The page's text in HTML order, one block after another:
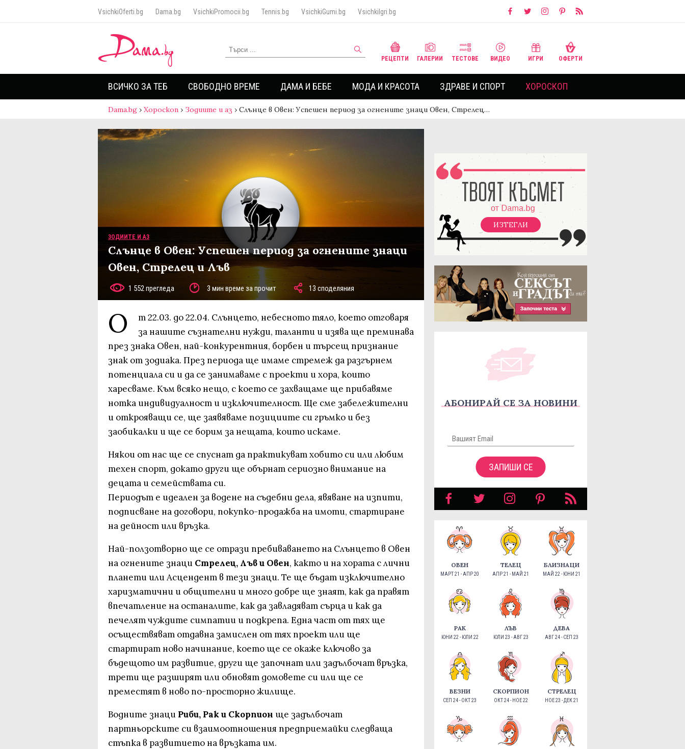
VsichkiOferti.bg Dama.bg VsichkiPromocii.bg Tennis.bg VsichkiGumi.bg VsichkiIgri.bg
РЕЦЕПТИ ГАЛЕРИИ ТЕСТОВЕ ВИДЕО ИГРИ ОФЕРТИ
ВСИЧКО ЗА ТЕБ СВОБОДНО ВРЕМЕ ДАМА И БЕБЕ МОДА И КРАСОТА ЗДРАВЕ И СПОРТ ХОРОСКОП
Dama.bg › Хороскоп › Зодиите и аз › Слънце в Овен: Успешен период за огнените знаци Овен, Стрелец…
ЗОДИИТЕ И АЗ
Слънце в Овен: Успешен период за огнените знаци
Овен, Стрелец и Лъв
1 552 прегледа 3 мин време за прочит 13 споделяния
О
т 22.03. до 22.04. Слънцето, небесното тяло, което отговаря
за нашите съзнателни нужди, таланти и изява ще преминава
през знака Овен, най-конкурентния, борбен и търсещ признание
знак от зодиака. През периода ще имаме стремеж да разгърнем
потенциала си и да се занимаваме с проекти и хора, които
харесваме. Към всяко нещо, с което се захващаме ще прибавяме
нотка индивидуалност и изключителност. Ще сме забележителни
и открояващи се, ще заявяваме позициите си гръмко и без
заобикалки и ще се борим за нещата, които искаме.
Някои от нас ще се спуснат да практикуват хобито си или любим
техен спорт, докато други ще обърнат сериозно внимание на
децата и семействата си.
Периодът е идеален за водене на съдебни дела, явяване на изпити,
подписване на договори, покупко-продажба на имоти, стартиране
на дейност или връзка.
Най-ползотворно ще се отрази пребиваването на Слънцето в Овен
на огнените знаци Стрелец, Лъв и Овен, както и на хората с лични
планети или Асцендент в тези знаци. Те ще бъдат изключително
харизматични и общителни и много добре ще знаят, как да правят
впечатление на останалите, как да завладяват сърца и как да
печелят чуждите симпатии и подкрепа. Една част от тях ще
осъществяват отдавна замислен от тях проект или ще
стартират ново начинание, което ще се окаже ключово за
бъдещото им развитие, други ще започнат или задълбочат връзка,
трети ще разширят или обновят домовете си или ще се
преместят в ново по-просторно жилище.
Водните знаци Риби, Рак и Скорпион ще задълбочат
партньорските си взаимоотношения предприемайки следваща
стъпка в развитието на връзката им.
ИЗТЕГЛИ
АБОНИРАЙ СЕ ЗА НОВИНИ
ЗАПИШИ СЕ
ОВЕН
МАРТ 21 - АПР 20
ТЕЛЕЦ
АПР 21 - МАЙ 21
БЛИЗНАЦИ
МАЙ 22 - ЮНИ 21
РАК
ЮНИ 22 - ЮЛИ 22
ЛЪВ
ЮЛИ 23 - АВГ 23
ДЕВА
АВГ 24 - СЕП 23
ВЕЗНИ
СЕП 24 - ОКТ 23
СКОРПИОН
ОКТ 24 - НОЕ 22
СТРЕЛЕЦ
НОЕ 23 - ДЕК 21